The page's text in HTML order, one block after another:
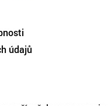
údajů